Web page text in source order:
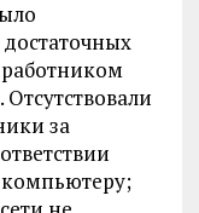
работником
за
компьютеру;